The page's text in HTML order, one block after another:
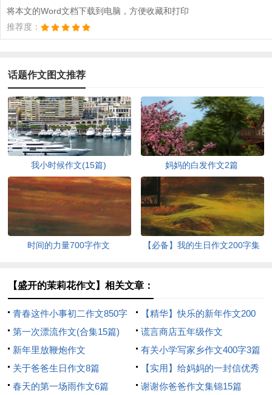
将本文的Word文档下载到电脑，方便收藏和打印
推荐度：
话题作文图文推荐
我小时候作文(15篇) 妈妈的白发作文2篇
时间的力量700字作文
【必备】我的生日作文200字集
【盛开的茉莉花作文】相关文章：
青春这件小事初二作文850字
【精华】快乐的新年作文200
字集合七篇
第一次漂流作文(合集15篇)
谎言商店五年级作文
新年里放鞭炮作文
有关小学写家乡作文400字3篇
关于爸爸生日作文8篇
【实用】给妈妈的一封信优秀
作文合集八篇
春天的第一场雨作文6篇 谢谢你爸爸作文集锦15篇